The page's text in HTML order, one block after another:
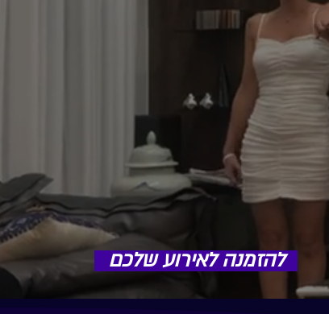
להזמנה לאירוע שלכם